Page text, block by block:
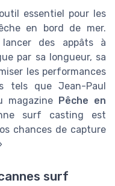
essentiel pour les
en bord de mer.
lancer des appâts à
par sa longueur, sa
les performances
tels que Jean-Paul
magazine Pêche en
surf casting est
chances de capture
surf